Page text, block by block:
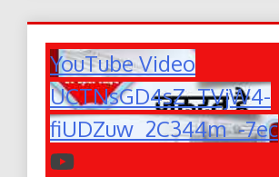
YouTube Video
UCTNsGD4sZ_TVjW4-
fiUDZuw_2C344m_-7ec